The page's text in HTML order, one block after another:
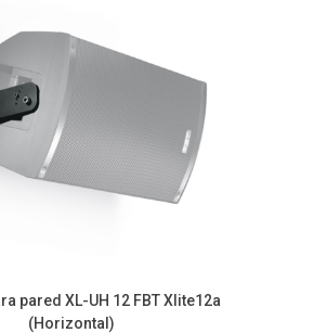
pared XL-UH 12 FBT Xlite12a
(Horizontal)